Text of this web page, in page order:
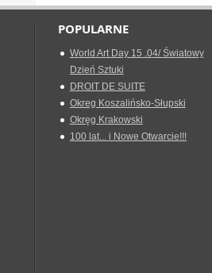
POPULARNE
World Art Day 15 .04/ Światowy
Dzień Sztuki
DROIT DE SUITE
Okreg Koszalińsko-Słupski
Okręg Krakowski
100 lat... i Nowe Otwarcie!!!